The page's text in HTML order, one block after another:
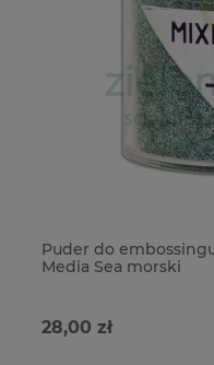
Puder do
Media Sea morski
28,00 zł